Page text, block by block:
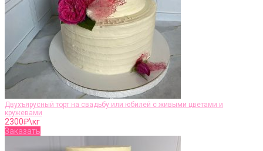
Двухъярусный торт на свадьбу или юбилей с живыми цветами и
кружевами
2300₽\кг
Заказать